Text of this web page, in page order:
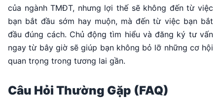
của ngành TMĐT, nhưng lợi thế sẽ không đến từ việc
bạn bắt đầu sớm hay muộn, mà đến từ việc bạn bắt
đầu đúng cách. Chủ động tìm hiểu và đăng ký tư vấn
ngay từ bây giờ sẽ giúp bạn không bỏ lỡ những cơ hội
quan trọng trong tương lai gần.
Câu Hỏi Thường Gặp (FAQ)